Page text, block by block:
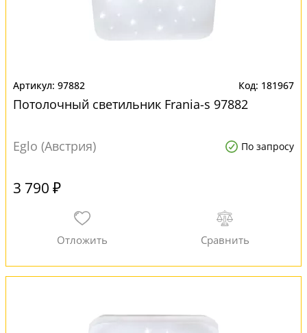
97882 181967
Потолочный светильник Frania-s 97882
Eglo (Австрия) По запросу
3 790 ₽